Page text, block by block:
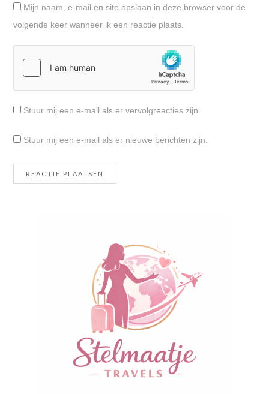
Mijn naam, e-mail en site opslaan in deze browser voor de
volgende keer wanneer ik een reactie plaats.
Stuur mij een e-mail als er vervolgreacties zijn.
Stuur mij een e-mail als er nieuwe berichten zijn.